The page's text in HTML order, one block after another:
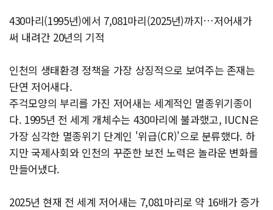
430마리(1995년)에서 7,081마리(2025년)까지…저어새가
써 내려간 20년의 기적
인천의 생태환경 정책을 가장 상징적으로 보여주는 존재는
단연 저어새다.
주걱모양의 부리를 가진 저어새는 세계적인 멸종위기종이
다. 1995년 전 세계 개체수는 430마리에 불과했고, IUCN은
가장 심각한 멸종위기 단계인 '위급(CR)'으로 분류했다. 하
지만 국제사회와 인천의 꾸준한 보전 노력은 놀라운 변화를
만들어냈다.
2025년 현재 전 세계 저어새는 7,081마리로 약 16배가 증가